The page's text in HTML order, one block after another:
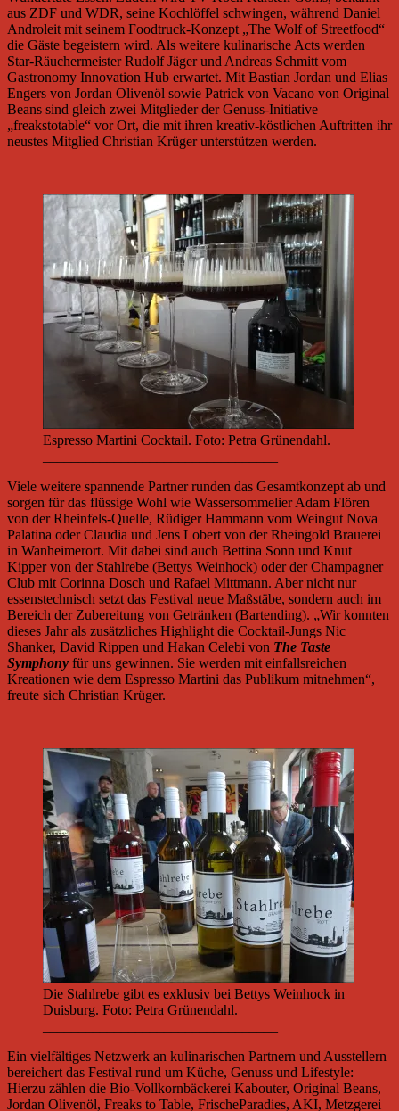
aus ZDF und WDR, seine Kochlöffel schwingen, während Daniel
Androleit mit seinem Foodtruck-Konzept „The Wolf of Streetfood“
die Gäste begeistern wird. Als weitere kulinarische Acts werden
Star-Räuchermeister Rudolf Jäger und Andreas Schmitt vom
Gastronomy Innovation Hub erwartet. Mit Bastian Jordan und Elias
Engers von Jordan Olivenöl sowie Patrick von Vacano von Original
Beans sind gleich zwei Mitglieder der Genuss-Initiative
„freakstotable“ vor Ort, die mit ihren kreativ-köstlichen Auftritten ihr
neustes Mitglied Christian Krüger unterstützen werden.
Espresso Martini Cocktail. Foto: Petra Grünendahl.
Viele weitere spannende Partner runden das Gesamtkonzept ab und
sorgen für das flüssige Wohl wie Wassersommelier Adam Flören
von der Rheinfels-Quelle, Rüdiger Hammann vom Weingut Nova
Palatina oder Claudia und Jens Lobert von der Rheingold Brauerei
in Wanheimerort. Mit dabei sind auch Bettina Sonn und Knut
Kipper von der Stahlrebe (Bettys Weinhock) oder der Champagner
Club mit Corinna Dosch und Rafael Mittmann. Aber nicht nur
essenstechnisch setzt das Festival neue Maßstäbe, sondern auch im
Bereich der Zubereitung von Getränken (Bartending). „Wir konnten
dieses Jahr als zusätzliches Highlight die Cocktail-Jungs Nic
Shanker, David Rippen und Hakan Celebi von The Taste
Symphony für uns gewinnen. Sie werden mit einfallsreichen
Kreationen wie dem Espresso Martini das Publikum mitnehmen“,
freute sich Christian Krüger.
Die Stahlrebe gibt es exklusiv bei Bettys Weinhock in
Duisburg. Foto: Petra Grünendahl.
Ein vielfältiges Netzwerk an kulinarischen Partnern und Ausstellern
bereichert das Festival rund um Küche, Genuss und Lifestyle:
Hierzu zählen die Bio-Vollkornbäckerei Kabouter, Original Beans,
Jordan Olivenöl, Freaks to Table, FrischeParadies, AKI, Metzgerei